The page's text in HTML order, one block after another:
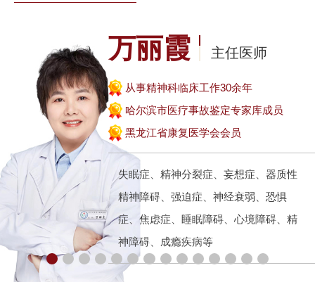
万丽霞 主任医师
从事精神科临床工作30余年
哈尔滨市医疗事故鉴定专家库成员
黑龙江省康复医学会会员
失眠症、精神分裂症、妄想症、器质性
精神障碍、强迫症、神经衰弱、恐惧
症、焦虑症、睡眠障碍、心境障碍、精
神障碍、成瘾疾病等